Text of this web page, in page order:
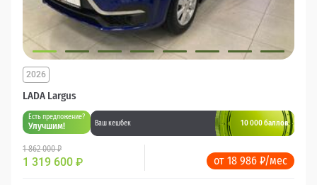
LADA Largus
2026
Есть предложение?
Улучшим! Ваш кешбек 10 000 баллов
1 862 000 ₽
1 319 600 ₽ от 18 986 ₽/мес